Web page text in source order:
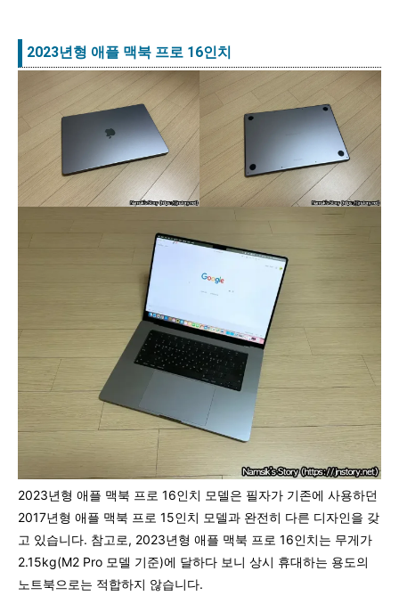
2023년형 애플 맥북 프로 16인치
2023년형 애플 맥북 프로 16인치 모델은 필자가 기존에 사용하던
2017년형 애플 맥북 프로 15인치 모델과 완전히 다른 디자인을 갖
고 있습니다. 참고로, 2023년형 애플 맥북 프로 16인치는 무게가
2.15kg(M2 Pro 모델 기준)에 달하다 보니 상시 휴대하는 용도의
노트북으로는 적합하지 않습니다.